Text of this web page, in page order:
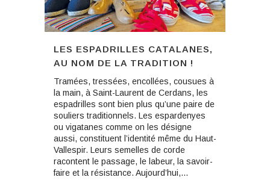
LES ESPADRILLES CATALANES,
AU NOM DE LA TRADITION !
Tramées, tressées, encollées, cousues à
la main, à Saint-Laurent de Cerdans, les
espadrilles sont bien plus qu’une paire de
souliers traditionnels. Les espardenyes
ou vigatanes comme on les désigne
aussi, constituent l’identité même du Haut-
Vallespir. Leurs semelles de corde
racontent le passage, le labeur, la savoir-
faire et la résistance. Aujourd’hui,...